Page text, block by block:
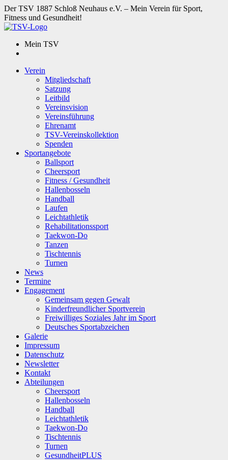
Der TSV 1887 Schloß Neuhaus e.V. – Mein Verein für Sport,
Fitness und Gesundheit!
Mein TSV
Verein
Mitgliedschaft
Satzung
Leitbild
Vereinsvision
Vereinsführung
Ehrenamt
TSV-Vereinskollektion
Spenden
Sportangebote
Ballsport
Cheersport
Fitness / Gesundheit
Hallenbosseln
Handball
Laufen
Leichtathletik
Rehabilitationssport
Taekwon-Do
Tanzen
Tischtennis
Turnen
News
Termine
Engagement
Gemeinsam gegen Gewalt
Kinderfreundlicher Sportverein
Freiwilliges Soziales Jahr im Sport
Deutsches Sportabzeichen
Galerie
Impressum
Datenschutz
Newsletter
Kontakt
Abteilungen
Cheersport
Hallenbosseln
Handball
Leichtathletik
Taekwon-Do
Tischtennis
Turnen
GesundheitPLUS